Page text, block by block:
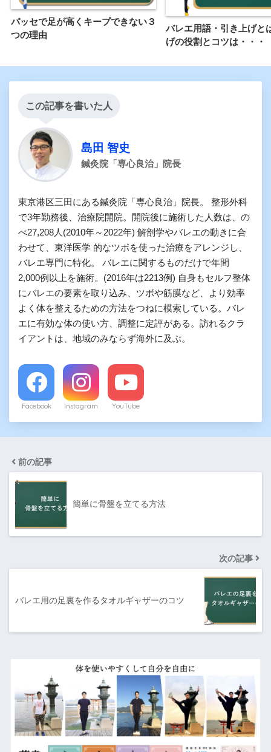
パッセで足が高くキープできない３
つの理由
バレエ用語・引き上げと
げの役割とコツは・・・
この記事を書いた人
島田 智史
鍼灸院「専心良治」院長
東京港区三田にある鍼灸院「専心良治」院長。 整形外科
で3年勤務後、治療院開院。開院後に施術した人数は、の
べ27,208人(2010年～2022年) 解剖学やバレエの動きに合
わせて、東洋医学 的なツボを使った治療をアレンジし、
バレエ専門に特化。 バレエに関するものだけで年間
2,000例以上を施術。(2016年は2213例) 自身もセルフ整体
にバレエの要素を取り込み、ツボや筋膜など、より効率
よく体を整えるための方法をつねに模索している。バレ
エに有効な体の使い方、調整に定評がある。訪れるクラ
イアントは、地域のみならず海外に及ぶ。
Facebook Instagram YouTube
前の記事
簡単に骨盤を立てる方法
次の記事
バレエ用の足裏を作るタオルギャザーのコツ